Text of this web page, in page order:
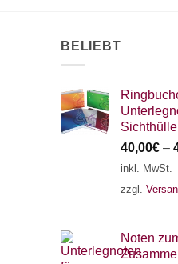
BELIEBT
40,00€ –
inkl. MwSt.
zzgl.
Noten